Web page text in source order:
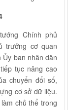
Chính phủ
trưởng cơ quan
ban nhân dân
tục nâng cao
chuyển đổi số,
cơ sở dữ liệu.
chủ thể trong